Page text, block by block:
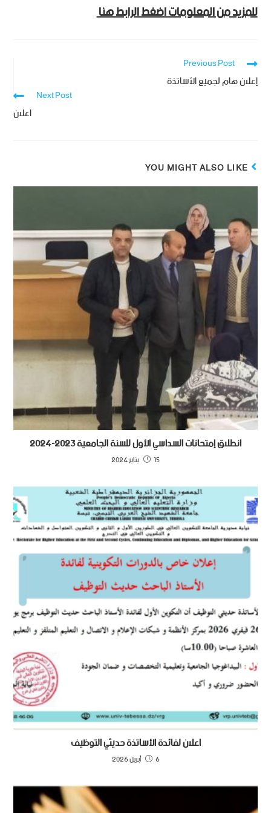
للمزيد من المعلومات اضغط الرابط هنا
Previous Post
إعلان هام لجميع الأساتذة
Next Post
اعلان
YOU MIGHT ALSO LIKE
انطلاق إمتحانات السداسي الأول للسنة الجامعية 2023-2024
15 يناير 2024
اعلان لفائدة اﻷساتذة حديثي التوظيف
6 أبريل 2026